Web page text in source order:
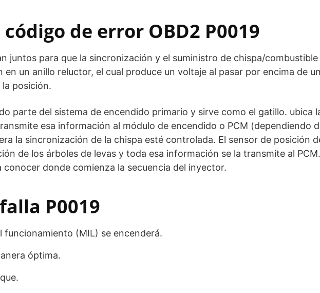
de error OBD2 P0019
juntos para que la sincronización y el suministro de chispa/combustible
un anillo reluctor, el cual produce un voltaje al pasar por encima de un
posición.
parte del sistema de encendido primario y sirve como el gatillo. ubica
esa información al módulo de encendido o PCM (dependiendo
la sincronización de la chispa esté controlada. El sensor de posición
de los árboles de levas y toda esa información se la transmite al
conocer donde comienza la secuencia del inyector.
P0019
funcionamiento (MIL) se encenderá.
óptima.